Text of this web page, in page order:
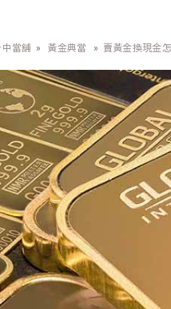
當舖 » 黃金典當 » 賣黃金換現金